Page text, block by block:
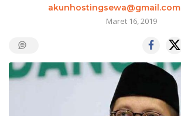
akunhostingsewa@gmail.com
Maret 16, 2019